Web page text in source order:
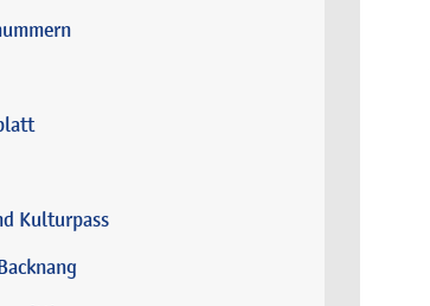
Kulturpass